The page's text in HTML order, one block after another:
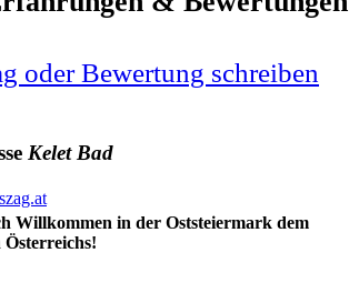
oder Bewertung schreiben
Kelet Bad
Willkommen in der Oststeiermark dem
Österreichs!